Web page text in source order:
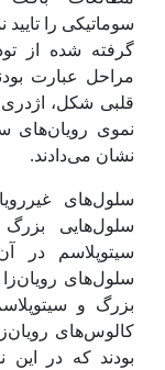
سوماتیکی را
گرفته شده از
مراحل عبارت
قلبی شکل،
نموی رویان‌های
نشان می‌دادند.
سلول‌های
سلول‌هایی
سلول‌های
کالوس‌های
بودند که در